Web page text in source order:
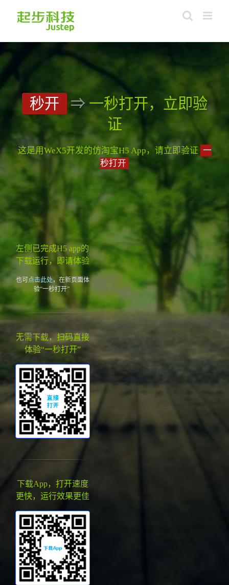
秒开 ⇒ 一秒打开，立即验
证
这是用WeX5开发的仿淘宝H5 App，请立即验证 一
秒打开
左侧已完成H5 app的
下载运行，即请体验
也可点击此处，在新页面体
验“一秒打开”
无需下载，扫码直接
体验“一秒打开”
下载App，打开速度
更快，运行效果更佳